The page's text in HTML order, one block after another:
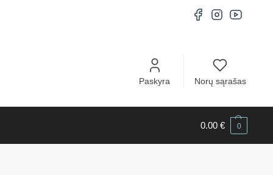
Paskyra Norų sąrašas
0.00€ 0